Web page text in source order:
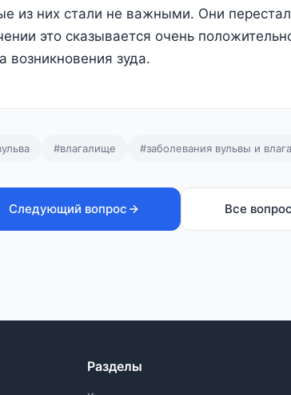
из них стали не важными. Они
это сказывается очень
возникновения зуда.
#влагалище #заболевания вульвы и
Следующий вопрос Все
Разделы